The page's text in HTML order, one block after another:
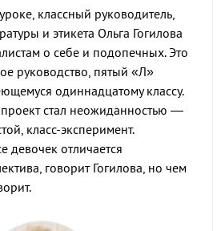
классный руководитель,
и этикета Ольга Гогилова
о себе и подопечных. Это
руководство, пятый «Л»
одиннадцатому классу.
стал неожиданностью —
класс-эксперимент.
девочек отличается
говорит Гогилова, но чем